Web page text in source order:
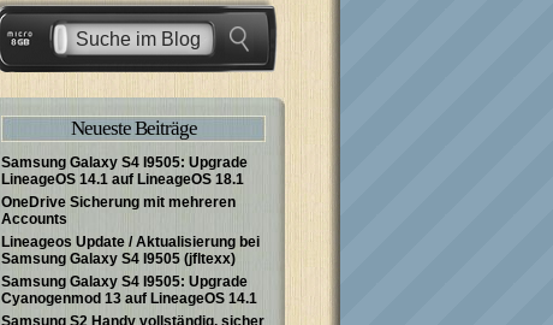
Neueste Beiträge
Samsung Galaxy S4 I9505: Upgrade
LineageOS 14.1 auf LineageOS 18.1
OneDrive Sicherung mit mehreren
Accounts
Lineageos Update / Aktualisierung bei
Samsung Galaxy S4 I9505 (jfltexx)
Samsung Galaxy S4 I9505: Upgrade
Cyanogenmod 13 auf LineageOS 14.1
Samsung S2 Handy vollständig, sicher